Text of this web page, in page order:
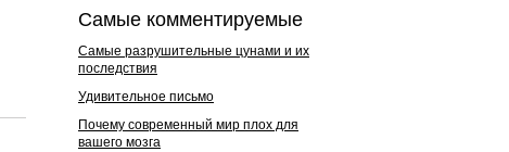
Самые комментируемые
Самые разрушительные цунами и их
последствия
Удивительное письмо
Почему современный мир плох для
вашего мозга